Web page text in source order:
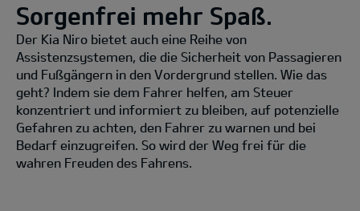
Sorgenfrei mehr Spaß.
Der Kia Niro bietet auch eine Reihe von
Assistenzsystemen, die die Sicherheit von Passagieren
und Fußgängern in den Vordergrund stellen. Wie das
geht? Indem sie dem Fahrer helfen, am Steuer
konzentriert und informiert zu bleiben, auf potenzielle
Gefahren zu achten, den Fahrer zu warnen und bei
Bedarf einzugreifen. So wird der Weg frei für die
wahren Freuden des Fahrens.